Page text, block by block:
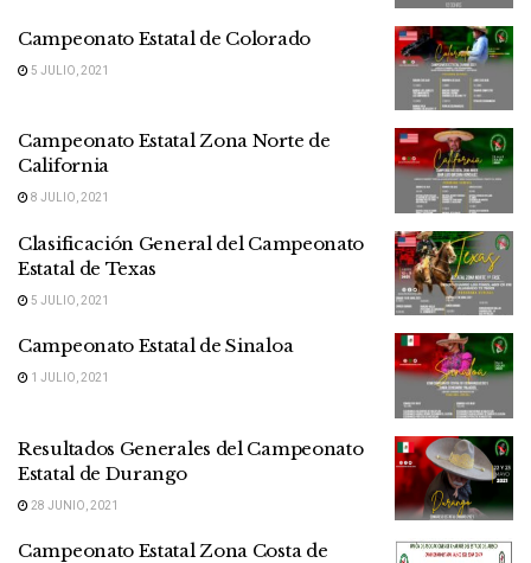
Campeonato Estatal de Colorado
5 JULIO, 2021
Campeonato Estatal Zona Norte de
California
8 JULIO, 2021
Clasificación General del Campeonato
Estatal de Texas
5 JULIO, 2021
Campeonato Estatal de Sinaloa
1 JULIO, 2021
Resultados Generales del Campeonato
Estatal de Durango
28 JUNIO, 2021
Campeonato Estatal Zona Costa de